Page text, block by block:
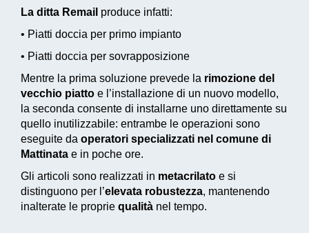
La ditta Remail produce infatti:
• Piatti doccia per primo impianto
• Piatti doccia per sovrapposizione
Mentre la prima soluzione prevede la rimozione del
vecchio piatto e l’installazione di un nuovo modello,
la seconda consente di installarne uno direttamente su
quello inutilizzabile: entrambe le operazioni sono
eseguite da operatori specializzati nel comune di
Mattinata e in poche ore.
Gli articoli sono realizzati in metacrilato e si
distinguono per l’elevata robustezza, mantenendo
inalterate le proprie qualità nel tempo.